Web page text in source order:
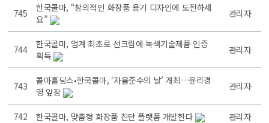
745
한국콜마, “창의적인 화장품 용기 디자인에 도전하세
요”
관리자
744
한국콜마, 업계 최초로 선크림에 녹색기술제품 인증
획득
관리자
743
콜마홀딩스•한국콜마, ‘자율준수의 날’ 개최…윤리경
영 앞장
관리자
742 한국콜마, 맞춤형 화장품 진단 플랫폼 개발한다 관리자